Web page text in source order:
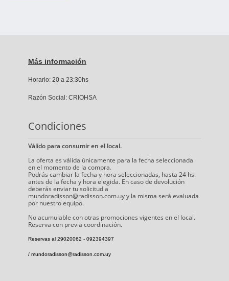
Más información
Horario: 20 a 23:30hs
Razón Social: CRIOHSA
Condiciones
Válido para consumir en el local.
La oferta es válida únicamente para la fecha seleccionada
en el momento de la compra.
Podrás cambiar la fecha y hora seleccionadas, hasta 24 hs.
antes de la fecha y hora elegida. En caso de devolución
deberás enviar tu solicitud a
mundoradisson@radisson.com.uy y la misma será evaluada
por nuestro equipo.
No acumulable con otras promociones vigentes en el local.
Reserva con previa coordinación.
Reservas al 29020062 - 092394397
/ mundoradisson@radisson.com.uy